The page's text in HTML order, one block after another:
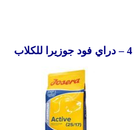
4 – دراي فود جوزيرا للكلاب